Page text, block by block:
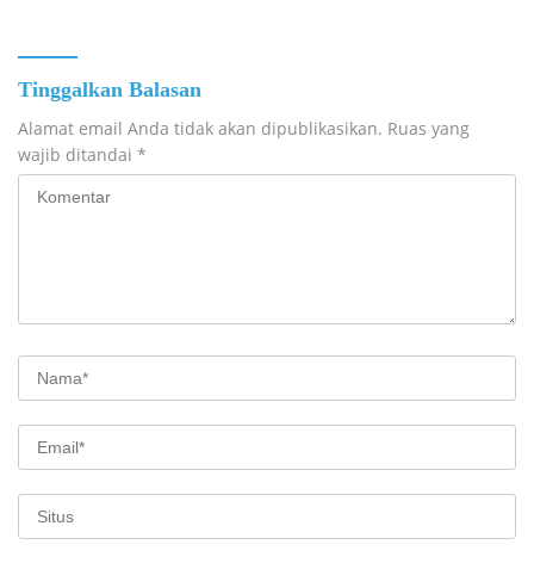
Tinggalkan Balasan
Alamat email Anda tidak akan dipublikasikan. Ruas yang
wajib ditandai *